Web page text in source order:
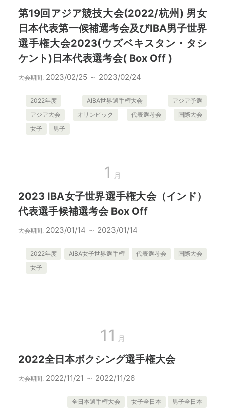
第19回アジア競技大会(2022/杭州) 男女
日本代表第一候補選考会及びIBA男子世界
選手権大会2023(ウズベキスタン・タシ
ケント)日本代表選考会( Box Off )
大会期間: 2023/02/25 ～ 2023/02/24
2022年度 AIBA世界選手権大会
アジア予選
アジア大会
オリンピック 代表選考会
国際大会
女子
男子
1 月
2023 IBA女子世界選手権大会（インド）
代表選手候補選考会 Box Off
大会期間: 2023/01/14 ～ 2023/01/14
2022年度 AIBA女子世界選手権 代表選考会
国際大会
女子
11 月
2022全日本ボクシング選手権大会
大会期間: 2022/11/21 ～ 2022/11/26
全日本選手権大会 女子全日本 男子全日本